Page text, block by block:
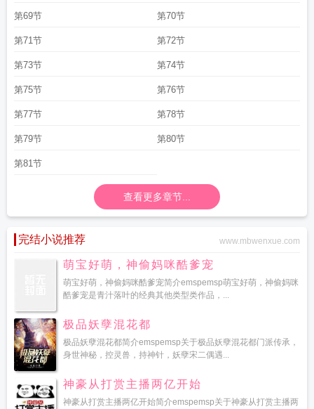
第69节 第70节
第71节 第72节
第73节 第74节
第75节 第76节
第77节 第78节
第79节 第80节
第81节
查看更多章节...
完结小说推荐 www.mbwenxue.com
萌宝好萌，神偷妈咪酷爹宠
萌宝好萌，神偷妈咪酷爹宠简介emspemsp萌宝好萌，神偷妈咪
酷爹宠是青汁落叶的经典其他类型类作品，...
极品妖孽混花都
极品妖孽混花都简介emspemsp关于极品妖孽混花都门派传承，
身世神秘，控灵兽，持神针，妖孽宋二偶遇...
神豪从打赏主播两亿开始
神豪从打赏主播两亿开始简介emspemsp关于神豪从打赏主播两